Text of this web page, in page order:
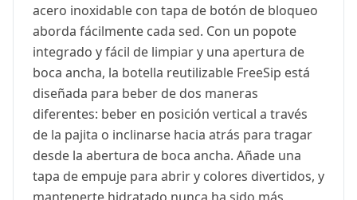
acero inoxidable con tapa de botón de bloqueo
aborda fácilmente cada sed. Con un popote
integrado y fácil de limpiar y una apertura de
boca ancha, la botella reutilizable FreeSip está
diseñada para beber de dos maneras
diferentes: beber en posición vertical a través
de la pajita o inclinarse hacia atrás para tragar
desde la abertura de boca ancha. Añade una
tapa de empuje para abrir y colores divertidos, y